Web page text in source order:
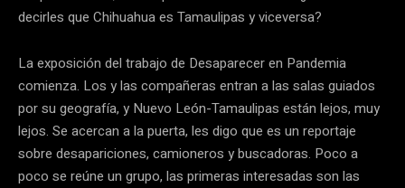
decirles que Chihuahua es Tamaulipas y viceversa?
La exposición del trabajo de Desaparecer en Pandemia
comienza. Los y las compañeras entran a las salas guiados
por su geografía, y Nuevo León-Tamaulipas están lejos, muy
lejos. Se acercan a la puerta, les digo que es un reportaje
sobre desapariciones, camioneros y buscadoras. Poco a
poco se reúne un grupo, las primeras interesadas son las